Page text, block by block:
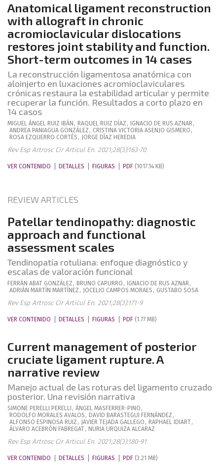
Anatomical ligament reconstruction
with allograft in chronic
acromioclavicular dislocations
restores joint stability and function.
Short-term outcomes in 14 cases
La reconstrucción ligamentosa anatómica con
aloinjerto en luxaciones acromioclaviculares
crónicas restaura la estabilidad articular y permite
recuperar la función. Resultados a corto plazo en
14 casos
MIGUEL ÁNGEL RUIZ IBÁN , RAQUEL RUIZ DÍAZ , IGNACIO DE RUS AZNAR,
ANDREA PANIAGUA GONZÁLEZ , CRISTINA VICTORIA ASENJO GISMERO ,
ROSA EZQUERRO CORTÉS , JORGE DÍAZ HEREDIA
Rev Esp Artrosc Cir Articul En. 2021;28(3):163-70
VER CONTENIDO DETALLES FIGURAS PDF (1017.14 KB)
REVIEW ARTICLES
Patellar tendinopathy: diagnostic
approach and functional
assessment scales
Tendinopatía rotuliana: enfoque diagnóstico y
escalas de valoración funcional
FERRÁN ABAT GONZÁLEZ , BRUNO CAPURRO , IGNACIO DE RUS AZNAR,
ADRIÁN MARTÍN MARTÍNEZ , JOCELIO CAMPOS MORAES , GUSTABO SOSA
Rev Esp Artrosc Cir Articul En. 2021;28(3):171-9
VER CONTENIDO DETALLES FIGURAS PDF (1.77 MB)
Current management of posterior
cruciate ligament rupture. A
narrative review
Manejo actual de las roturas del ligamento cruzado
posterior. Una revisión narrativa
SIMONE PERELLI PERELLI , ÁNGEL MASFERRER-PINO ,
RODOLFO MORALES AVALOS , DAVID BARASTEGUI FERNÁNDEZ ,
ALFONSO ESPINOSA RUIZ , JAVIER TEJADA GALLEGO , RAPHAEL IDIART,
ÁLVARO ACEBRÓN FABREGAT, NURIA URQUIZA ALCARAZ
Rev Esp Artrosc Cir Articul En. 2021;28(3):180-91
VER CONTENIDO DETALLES FIGURAS PDF (3.21 MB)